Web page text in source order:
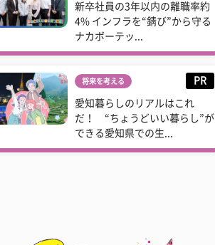
新卒社員の3年以内の離職率約
4% インフラを“錆び”から守る
ナカボーテッ...
将来を考える PR
愛知暮らしのリアルはこれ
だ！ “ちょうどいい暮らし”が
できる愛知県での生...